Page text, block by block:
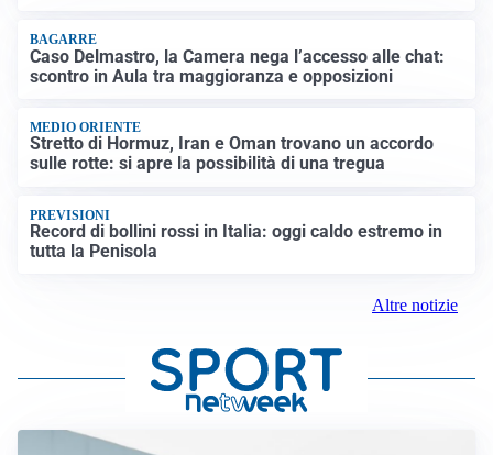
BAGARRE
Caso Delmastro, la Camera nega l’accesso alle chat:
scontro in Aula tra maggioranza e opposizioni
MEDIO ORIENTE
Stretto di Hormuz, Iran e Oman trovano un accordo
sulle rotte: si apre la possibilità di una tregua
PREVISIONI
Record di bollini rossi in Italia: oggi caldo estremo in
tutta la Penisola
Altre notizie